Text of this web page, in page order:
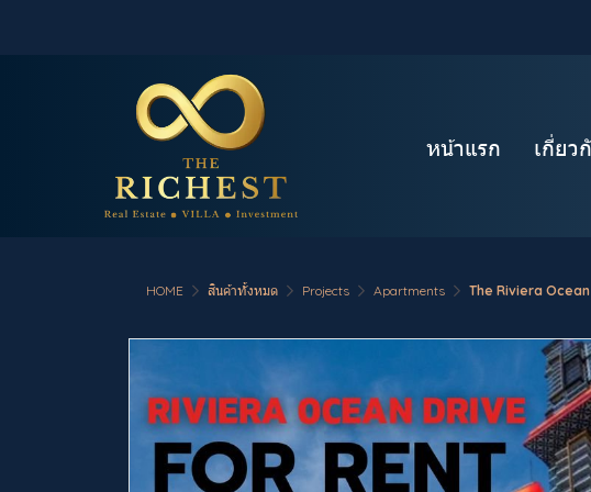
หน้าแรก เกี่ยว
HOME สินค้าทั้งหมด Projects Apartments The Riviera